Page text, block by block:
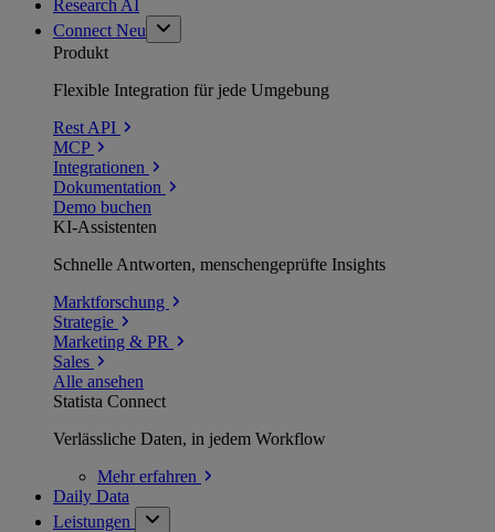
Research AI
Connect Neu
Produkt
Flexible Integration für jede Umgebung
Rest API
MCP
Integrationen
Dokumentation
Demo buchen
KI-Assistenten
Schnelle Antworten, menschengeprüfte Insights
Marktforschung
Strategie
Marketing & PR
Sales
Alle ansehen
Statista Connect
Verlässliche Daten, in jedem Workflow
Mehrerfahren
Daily Data
Leistungen